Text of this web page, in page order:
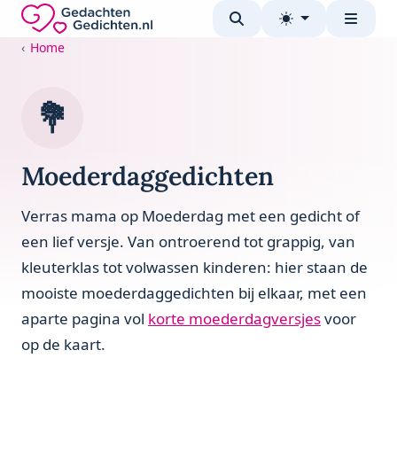
Direct naar de inhoud
Gedachten-Gedichten.nl — naar de homepage
Home
💐
Moederdaggedichten
Verras mama op Moederdag met een gedicht of
een lief versje. Van ontroerend tot grappig, van
kleuterklas tot volwassen kinderen: hier staan de
mooiste moederdaggedichten bij elkaar, met een
aparte pagina vol korte moederdagversjesvoor
op de kaart.